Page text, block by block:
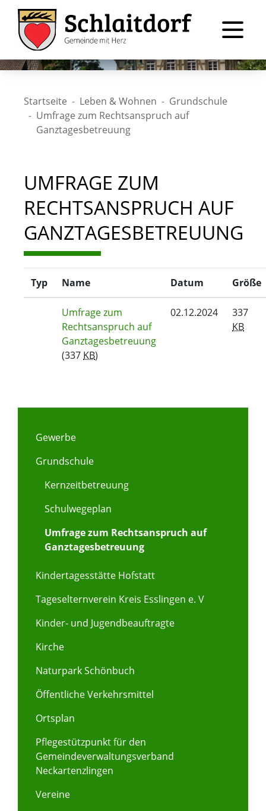
Startseite Leben & Wohnen
Grundschule
Umfrage zum Rechtsanspruch auf
Ganztagesbetreuung
UMFRAGE ZUM
RECHTSANSPRUCH AUF
GANZTAGESBETREUUNG
Typ Name Datum Größe
Umfrage zum
Rechtsanspruch auf
Ganztagesbetreuung
(337KB)
02.12.2024
337
KB
Gewerbe
Grundschule
Kernzeitbetreuung
Schulwegeplan
Umfrage zum Rechtsanspruch auf
Ganztagesbetreuung
Kindertagesstätte Hofstatt
Tageselternverein Kreis Esslingen e. V
Kinder- und Jugendbeauftragte
Kirche
Naturpark Schönbuch
Öffentliche Verkehrsmittel
Ortsplan
Pflegestützpunkt für den
Gemeindeverwaltungsverband
Neckartenzlingen
Vereine